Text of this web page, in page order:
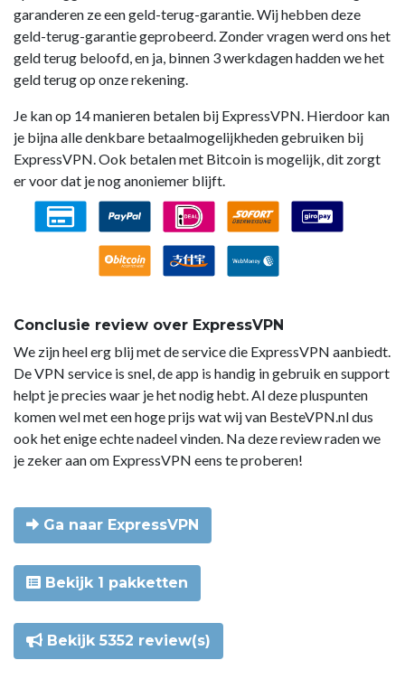
garanderen ze een geld-terug-garantie. Wij hebben deze
geld-terug-garantie geprobeerd. Zonder vragen werd ons het
geld terug beloofd, en ja, binnen 3 werkdagen hadden we het
geld terug op onze rekening.
Je kan op 14 manieren betalen bij ExpressVPN. Hierdoor kan
je bijna alle denkbare betaalmogelijkheden gebruiken bij
ExpressVPN. Ook betalen met Bitcoin is mogelijk, dit zorgt
er voor dat je nog anoniemer blijft.
Conclusie review over ExpressVPN
We zijn heel erg blij met de service die ExpressVPN aanbiedt.
De VPN service is snel, de app is handig in gebruik en support
helpt je precies waar je het nodig hebt. Al deze pluspunten
komen wel met een hoge prijs wat wij van BesteVPN.nl dus
ook het enige echte nadeel vinden. Na deze review raden we
je zeker aan om ExpressVPN eens te proberen!
Ga naar ExpressVPN
Bekijk 1 pakketten
Bekijk 5352 review(s)